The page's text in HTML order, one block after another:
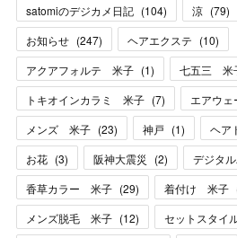
satomiのデジカメ日記 (104) 涼 (79)
お知らせ (247) ヘアエクステ (10)
アクアフォルテ 米子 (1) 七五三 米
トキオインカラミ 米子 (7) エアウェ
メンズ 米子 (23) 神戸 (1) ヘア
お花 (3) 阪神大震災 (2) デジタ
香草カラー 米子 (29) 着付け 米子
メンズ脱毛 米子 (12) セットスタイ